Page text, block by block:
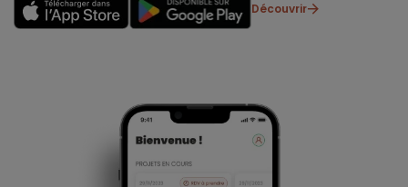
Découvrir